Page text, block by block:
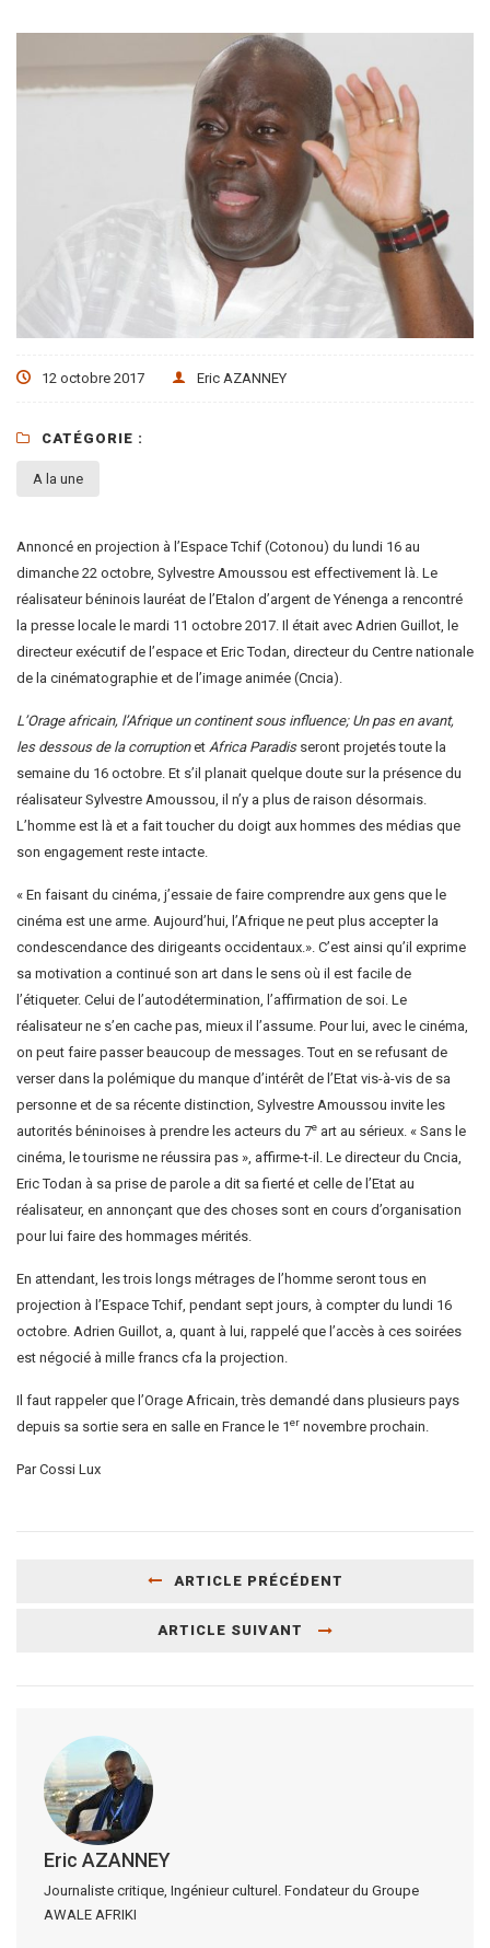
12 octobre 2017 Eric AZANNEY
CATÉGORIE :
A la une
Annoncé en projection à l’Espace Tchif (Cotonou) du lundi 16 au
dimanche 22 octobre, Sylvestre Amoussou est effectivement là. Le
réalisateur béninois lauréat de l’Etalon d’argent de Yénenga a rencontré
la presse locale le mardi 11 octobre 2017. Il était avec Adrien Guillot, le
directeur exécutif de l’espace et Eric Todan, directeur du Centre nationale
de la cinématographie et de l’image animée (Cncia).
L’Orage africain, l’Afrique un continent sous influence; Un pas en avant,
les dessous de la corruptionet Africa Paradisseront projetés toute la
semaine du 16 octobre. Et s’il planait quelque doute sur la présence du
réalisateur Sylvestre Amoussou, il n’y a plus de raison désormais.
L’homme est là et a fait toucher du doigt aux hommes des médias que
son engagement reste intacte.
« En faisant du cinéma, j’essaie de faire comprendre aux gens que le
cinéma est une arme. Aujourd’hui, l’Afrique ne peut plus accepter la
condescendance des dirigeants occidentaux.». C’est ainsi qu’il exprime
sa motivation a continué son art dans le sens où il est facile de
l’étiqueter. Celui de l’autodétermination, l’affirmation de soi. Le
réalisateur ne s’en cache pas, mieux il l’assume. Pour lui, avec le cinéma,
on peut faire passer beaucoup de messages. Tout en se refusant de
verser dans la polémique du manque d’intérêt de l’Etat vis-à-vis de sa
personne et de sa récente distinction, Sylvestre Amoussou invite les
autorités béninoises à prendre les acteurs du 7e art au sérieux. « Sans le
cinéma, le tourisme ne réussira pas », affirme-t-il. Le directeur du Cncia,
Eric Todan à sa prise de parole a dit sa fierté et celle de l’Etat au
réalisateur, en annonçant que des choses sont en cours d’organisation
pour lui faire des hommages mérités.
En attendant, les trois longs métrages de l’homme seront tous en
projection à l’Espace Tchif, pendant sept jours, à compter du lundi 16
octobre. Adrien Guillot, a, quant à lui, rappelé que l’accès à ces soirées
est négocié à mille francs cfa la projection.
Il faut rappeler que l’Orage Africain, très demandé dans plusieurs pays
depuis sa sortie sera en salle en France le 1er novembre prochain.
Par Cossi Lux
ARTICLE PRÉCÉDENT
ARTICLE SUIVANT
Eric AZANNEY
Journaliste critique, Ingénieur culturel. Fondateur du Groupe
AWALE AFRIKI